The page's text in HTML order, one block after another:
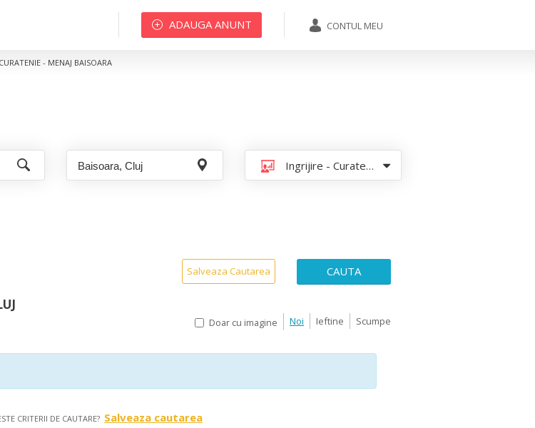
CONTUL MEU
ADAUGA ANUNT
- MENAJ BAISOARA
Ingrijire - Curatenie - Menaj
Salveaza Cautarea CAUTA
Doar cu imagine Noi Ieftine Scumpe
CRITERII DE CAUTARE? Salveaza cautarea